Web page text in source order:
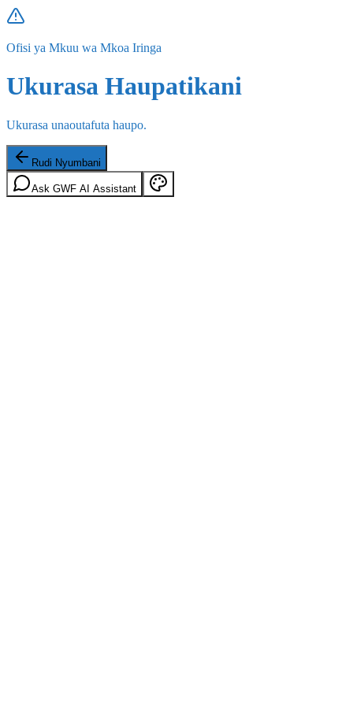
Ofisi ya Mkuu wa Mkoa Iringa
Ukurasa Haupatikani
Ukurasa unaoutafuta haupo.
Rudi Nyumbani
Ask GWF AI Assistant